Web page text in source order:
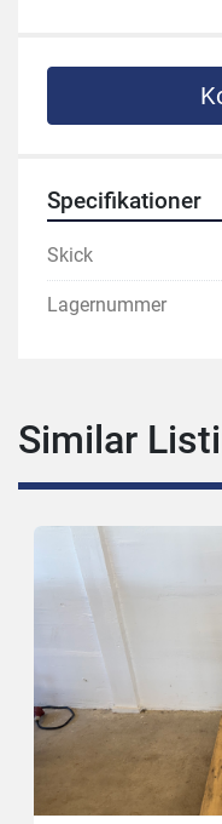
Specifikationer
Skick
Lagernummer
Similar